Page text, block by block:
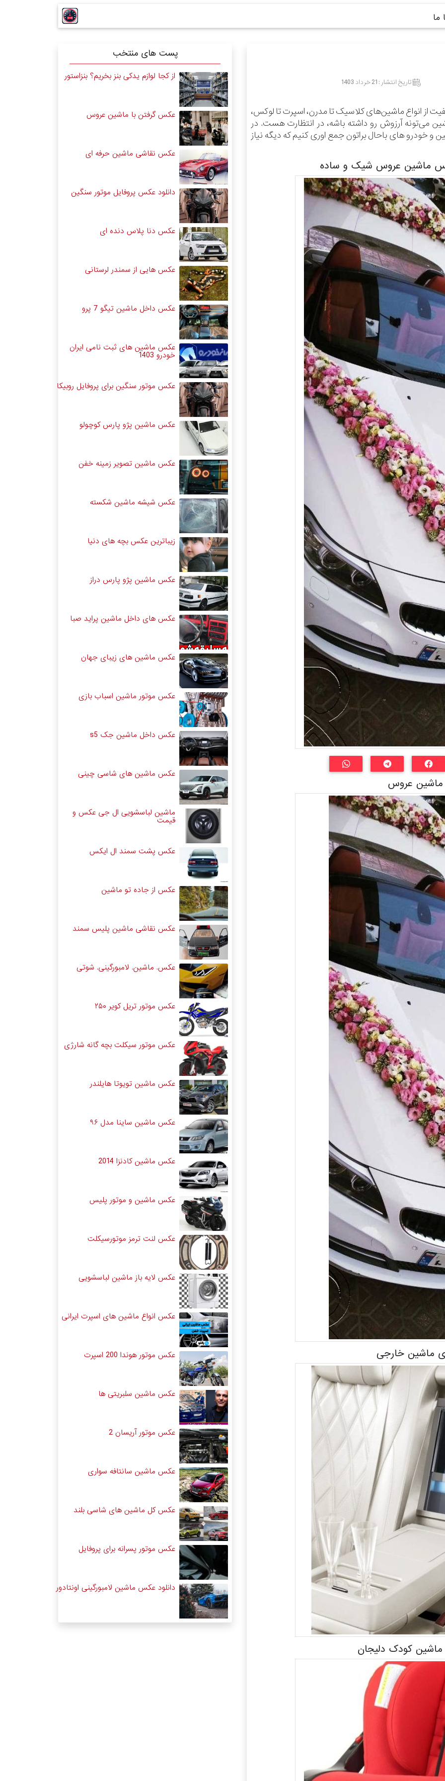
ما
تاریخ انتشار : 21 خرداد 1403
از انواع ماشین‌های کلاسیک تا مدرن، اسپرت تا لوکس،
می‌تونه آرزوش رو داشته باشه، در انتظارت هست. در
های باحال براتون جمع اوری کنیم که دیگه نیاز
ماشین عروس شیک و ساده
عروس
ماشین خارجی
کودک دلیجان
پست های منتخب
از کجا لوازم یدکی بنز بخریم؟ بنزاستور
عکس گرفتن با ماشین عروس
عکس نقاشی ماشین حرفه ای
دانلود عکس پروفایل موتور سنگین
عکس دنا پلاس دنده ای
عکس هایی از سمندر لرستانی
عکس داخل ماشین تیگو 7 پرو
عکس ماشین های ثبت نامی ایران
خودرو 1403
عکس موتور سنگین برای پروفایل روبیکا
عکس ماشین پژو پارس کوچولو
عکس ماشین تصویر زمینه خفن
عکس شیشه ماشین شکسته
زیباترین عکس بچه های دنیا
عکس ماشین پژو پارس دراز
عکس های داخل ماشین پراید صبا
عکس ماشین های زیبای جهان
عکس موتور ماشین اسباب بازی
عکس داخل ماشین جک s5
عکس ماشین های شاسی چینی
ماشین لباسشویی ال جی عکس و
قیمت
عکس پشت سمند ال ایکس
عکس از جاده تو ماشین
عکس نقاشی ماشین پلیس سمند
عکس. ماشین. لامبورگینی. شوتی
عکس موتور تریل کویر ۲۵۰
عکس موتور سیکلت بچه گانه شارژی
عکس ماشین تویوتا هایلندر
عکس ماشین ساینا مدل ۹۶
عکس ماشین کادنزا 2014
عکس ماشین و موتور پلیس
عکس لنت ترمز موتورسیکلت
عکس لایه باز ماشین لباسشویی
عکس انواع ماشین های اسپرت ایرانی
عکس موتور هوندا 200 اسپرت
عکس ماشین سلبریتی ها
عکس موتور آریسان 2
عکس ماشین سانتافه سواری
عکس کل ماشین های شاسی بلند
عکس موتور پسرانه برای پروفایل
دانلود عکس ماشین لامبورگینی اونتادور